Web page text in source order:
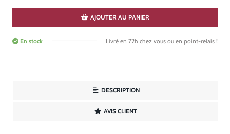
AJOUTER AU PANIER
En stock Livré en 72h chez vous ou en point-relais !
DESCRIPTION
AVIS CLIENT